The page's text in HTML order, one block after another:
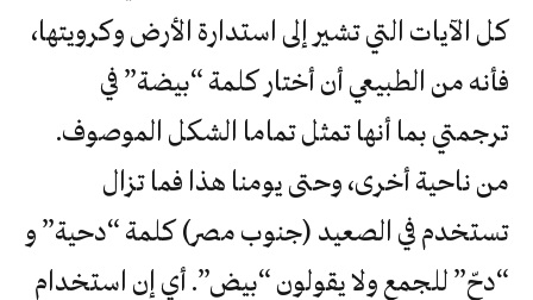
كل الآيات التي تشير إلى استدارة الأرض وكرويتها،
فأنه من الطبيعي أن أختار كلمة “بيضة” في
ترجمتي بما أنها تمثل تماما الشكل الموصوف.
من ناحية أخرى، وحتى يومنا هذا فما تزال
تستخدم في الصعيد (جنوب مصر) كلمة “دحية” و
“دحّ” للجمع ولا يقولون “بيض”. أي إن استخدام